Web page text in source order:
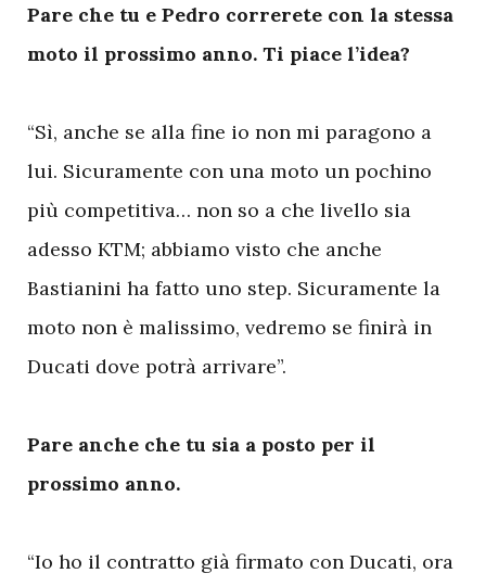
Pare che tu e Pedro correrete con la stessa
moto il prossimo anno. Ti piace l’idea?
“Sì, anche se alla fine io non mi paragono a
lui. Sicuramente con una moto un pochino
più competitiva… non so a che livello sia
adesso KTM; abbiamo visto che anche
Bastianini ha fatto uno step. Sicuramente la
moto non è malissimo, vedremo se finirà in
Ducati dove potrà arrivare”.
Pare anche che tu sia a posto per il
prossimo anno.
“Io ho il contratto già firmato con Ducati, ora